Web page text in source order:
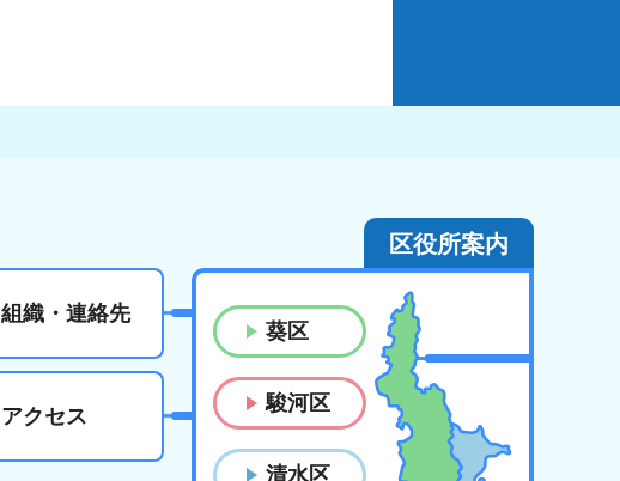
組織・連絡先
アクセス
区役所案内
葵区
駿河区
清水区